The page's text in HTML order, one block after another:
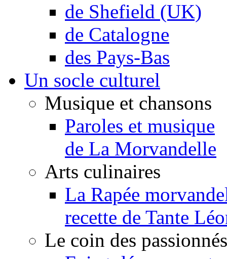
de Shefield (UK)
de Catalogne
des Pays-Bas
Un socle culturel
Musique et chansons
Paroles et musique
de La Morvandelle
Arts culinaires
La Rapée
recette de Tante
Le coin des passionnés